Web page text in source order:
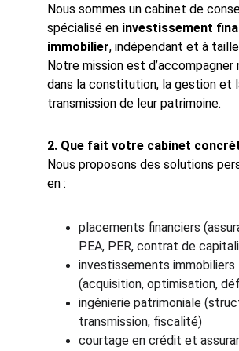
Nous sommes un cabinet de
spécialisé en investissement
immobilier, indépendant et à taille
Notre mission est d’accompagner
dans la constitution, la gestion et
transmission de leur patrimoine.
2. Que fait votre cabinet
Nous proposons des solutions
en :
placements financiers
PEA, PER, contrat de
investissements immobiliers
(acquisition, optimisation,
ingénierie patrimoniale
transmission, fiscalité)
courtage en crédit et